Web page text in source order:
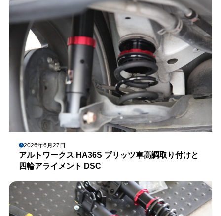
2026年6月27日
アルトワークス HA36S ブリッツ車高調取り付けと
四輪アライメント DSC